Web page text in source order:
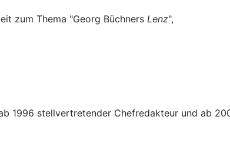
zum Thema "Georg Büchners Lenz",
1996 stellvertretender Chefredakteur und ab